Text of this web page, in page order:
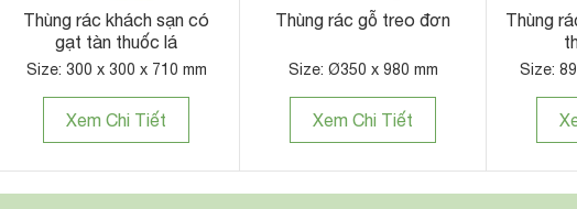
Thùng rác khách sạn có
gạt tàn thuốc lá
Size: 300 x 300 x 710 mm
Xem Chi Tiết
Thùng rác gỗ treo đơn
Size: Ø350 x 980 mm
Xem Chi Tiết
Thùng
Size: